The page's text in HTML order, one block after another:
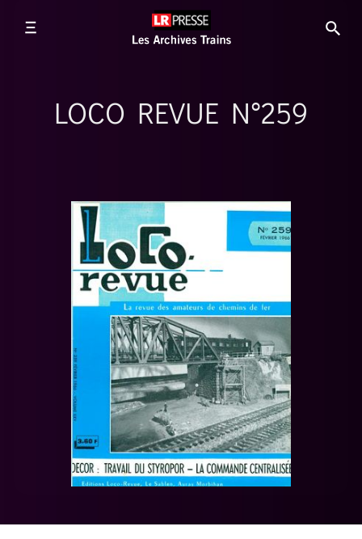
LOCO REVUE N°259